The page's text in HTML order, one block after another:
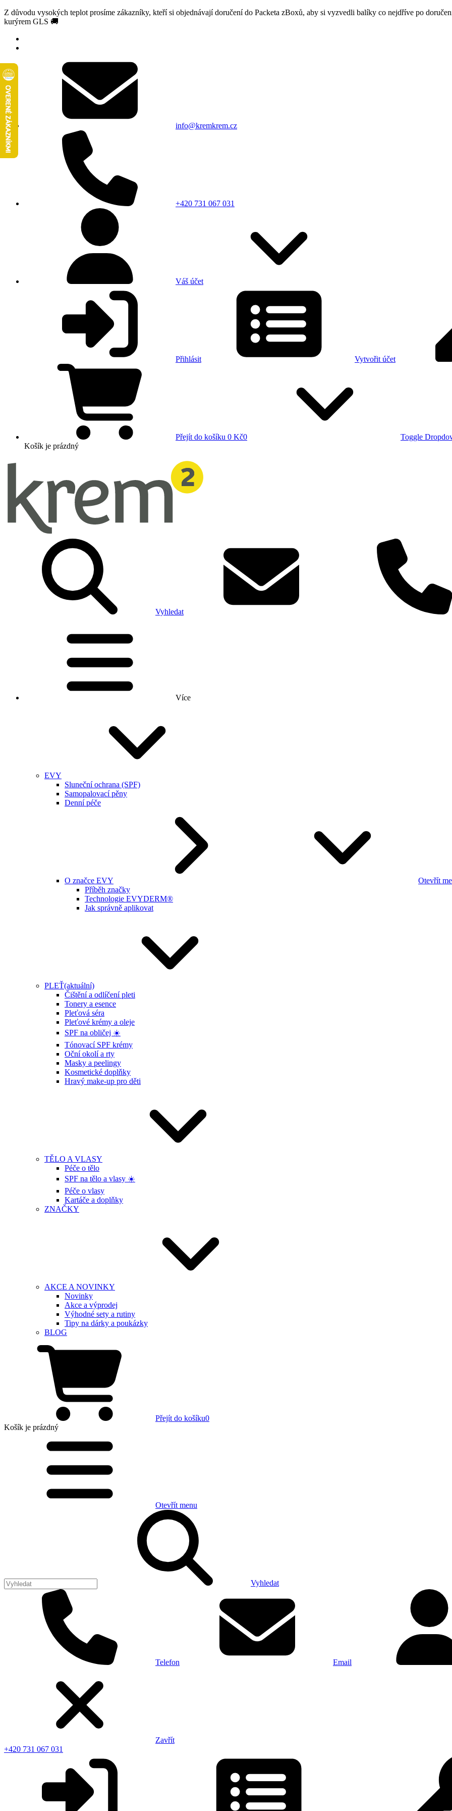
Z důvodu vysokých teplot prosíme zákazníky, kteří si objednávají doručení do Packeta zBoxů, aby si vyzvedli balíky co nejdříve po
kurýrem GLS 🚚
info@kremkrem.cz
+420 731 067 031
Váš účet
Přihlásit Vytvořit účet
Přejít do košíku 0 Kč0
Toggle
Košík je prázdný
Vyhledat
Více
EVY
Sluneční ochrana (SPF)
Samopalovací pěny
Denní péče
O značce EVY
Otevřít
Příběh značky
Technologie EVYDERM®
Jak správně aplikovat
PLEŤ(aktuální)
Čištění a odlíčení pleti
Tonery a esence
Pleťová séra
Pleťové krémy a oleje
SPF na obličej ☀️
Tónovací SPF krémy
Oční okolí a rty
Masky a peelingy
Kosmetické doplňky
Hravý make-up pro děti
TĚLO A VLASY
Péče o tělo
SPF na tělo a vlasy ☀️
Péče o vlasy
Kartáče a doplňky
ZNAČKY
AKCE A NOVINKY
Novinky
Akce a výprodej
Výhodné sety a rutiny
Tipy na dárky a poukázky
BLOG
Přejít do košíku0
Košík je prázdný
Otevřít menu
Vyhledat
Telefon Email
Zavřít
+420 731 067 031